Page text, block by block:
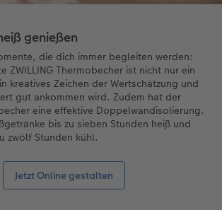
genießen
die dich immer begleiten werden:
ZWILLING Thermobecher ist nicht nur ein
kreatives Zeichen der Wertschätzung und
gut ankommen wird. Zudem hat der
eine effektive Doppelwandisolierung.
bis zu sieben Stunden heiß und
zwölf Stunden kühl.
Jetzt Online gestalten